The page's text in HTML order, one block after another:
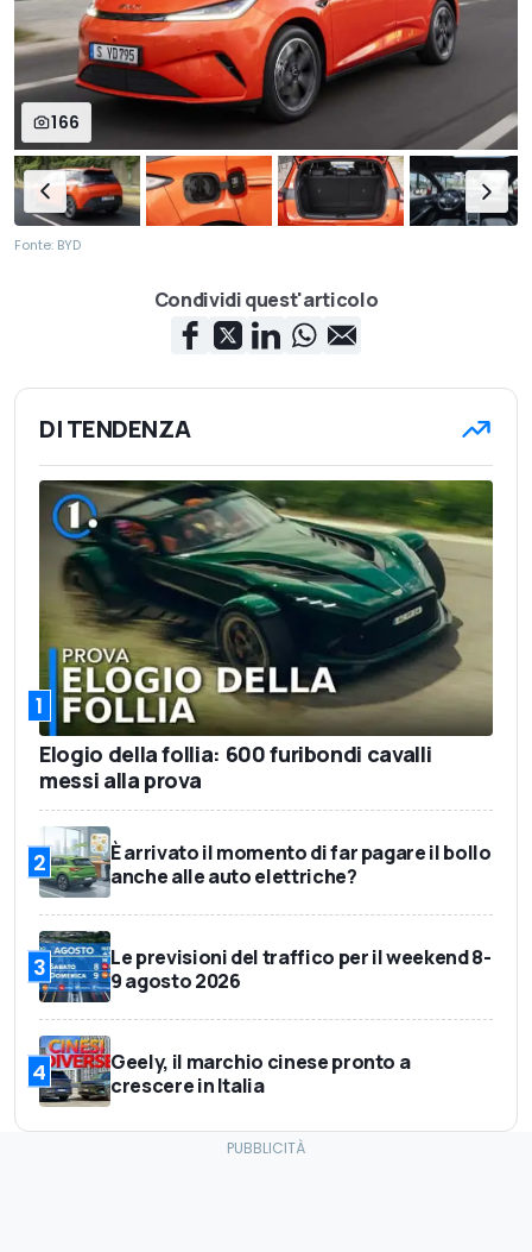
166
Fonte: BYD
Condividi quest'articolo
DI TENDENZA
1
Elogio della follia: 600 furibondi cavalli
messi alla prova
2
È arrivato il momento di far pagare il bollo
anche alle auto elettriche?
3
Le previsioni del traffico per il weekend 8-
9 agosto 2026
4
Geely, il marchio cinese pronto a
crescere in Italia